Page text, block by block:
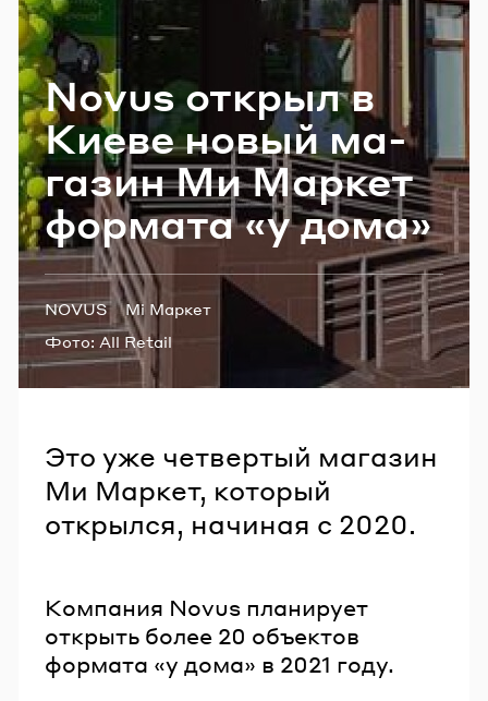
Novus от­крыл в
Киеве новый ма­
га­зин Ми Мар­кет
фор­ма­та «у дома»
Теги:
NOVUS
Мі Маркет
Фото: All Retail
Это уже четвертый магазин
Ми Маркет, который
открылся, начиная с 2020.
Компания Novus планирует
открыть более 20 объектов
формата «у дома» в 2021 году.
Email
Пароль
Забыли пароль?
ВОЙТИ